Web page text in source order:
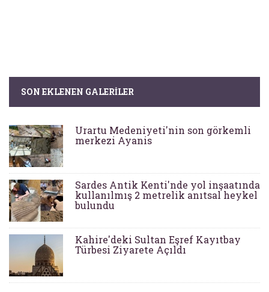
SON EKLENEN GALERILER
Urartu Medeniyeti'nin son görkemli
merkezi Ayanis
Sardes Antik Kenti'nde yol inşaatında
kullanılmış 2 metrelik anıtsal heykel
bulundu
Kahire'deki Sultan Eşref Kayıtbay
Türbesi Ziyarete Açıldı